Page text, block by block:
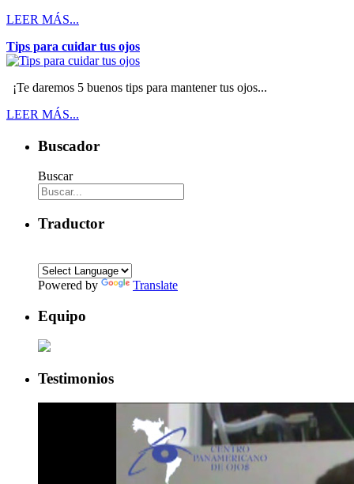
LEER MÁS...
Tips para cuidar tus ojos
¡Te daremos 5 buenos tips para mantener tus ojos...
LEER MÁS...
Buscador
Buscar
Traductor
Powered by Translate
Equipo
Testimonios